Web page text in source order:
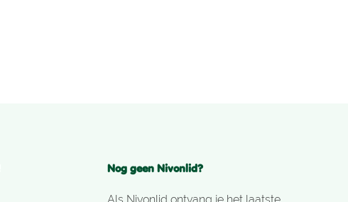
Nog geen Nivonlid?